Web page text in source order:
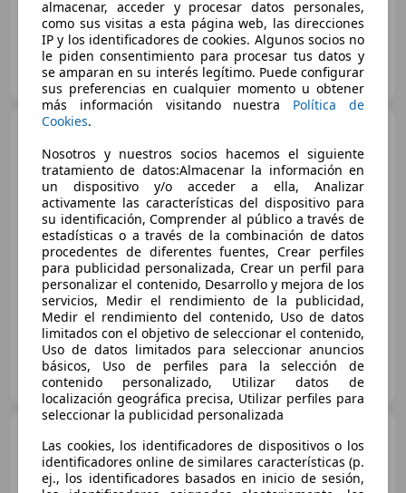
AUTO MÜLLER
ES-08026 BARCELONA
Progressive S tronic 200kW
€ 57.890 1
Sincomparación
07/2026 12 km Electro/Gasolina 200 kW (272 CV)
INARDI AUTOMOVILES, S.L.
ES-8201 SABADELL
tronic 200kW
€ 45.729 1
almacenar, acceder y procesar datos personales,
como sus visitas a esta página web, las direcciones
IP y los identificadores de cookies. Algunos socios no
le piden consentimiento para procesar tus datos y
se amparan en su interés legítimo. Puede configurar
sus preferencias en cualquier momento u obtener
más información visitando nuestra Política de
Cookies.
Nosotros y nuestros socios hacemos el siguiente
tratamiento de datos:Almacenar la información en
un dispositivo y/o acceder a ella, Analizar
activamente las características del dispositivo para
su identificación, Comprender al público a través de
estadísticas o a través de la combinación de datos
procedentes de diferentes fuentes, Crear perfiles
para publicidad personalizada, Crear un perfil para
personalizar el contenido, Desarrollo y mejora de los
servicios, Medir el rendimiento de la publicidad,
Medir el rendimiento del contenido, Uso de datos
limitados con el objetivo de seleccionar el contenido,
Uso de datos limitados para seleccionar anuncios
básicos, Uso de perfiles para la selección de
contenido personalizado, Utilizar datos de
localización geográfica precisa, Utilizar perfiles para
seleccionar la publicidad personalizada
Las cookies, los identificadores de dispositivos o los
identificadores online de similares características (p.
ej., los identificadores basados en inicio de sesión,